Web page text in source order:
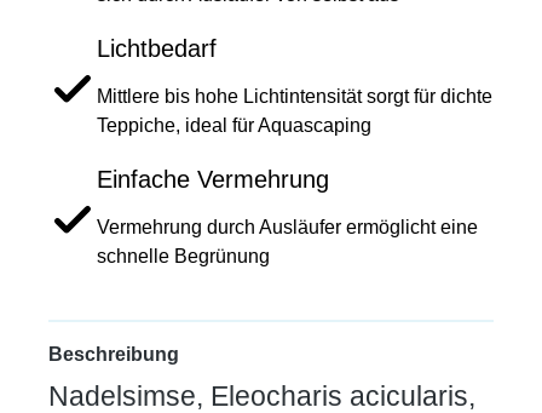
Lichtbedarf
Mittlere bis hohe Lichtintensität sorgt für dichte
Teppiche, ideal für Aquascaping
Einfache Vermehrung
Vermehrung durch Ausläufer ermöglicht eine
schnelle Begrünung
Beschreibung
Nadelsimse, Eleocharis acicularis,